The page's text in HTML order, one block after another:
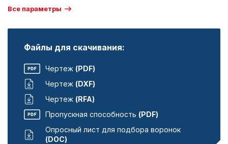
Все параметры
Файлы для скачивания:
Чертеж (PDF)
Чертеж (DXF)
Чертеж (RFA)
Пропускная способность (PDF)
Опросный лист для подбора воронок
(DOC)